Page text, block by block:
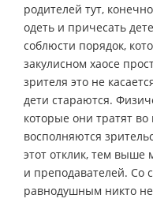
родителей тут,
одеть и причесать
соблюсти порядок,
закулисном хаосе
зрителя это не
дети стараются.
которые они тратят во
восполняются
этот отклик, тем выше
и преподавателей. Со
равнодушным никто